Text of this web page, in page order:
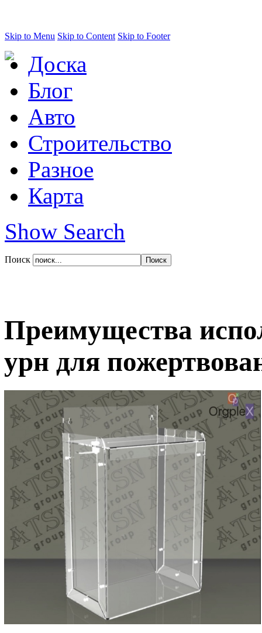
Skip to Menu Skip to Content Skip to Footer
Доска
Блог
Авто
Строительство
Разное
Карта
Show Search
Поиск
Преимущества
урн для